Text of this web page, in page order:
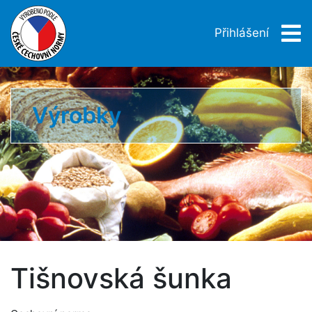
Přihlášení
Výrobky
Tišnovská šunka